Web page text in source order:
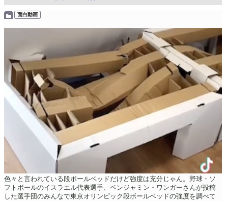
面白動画
色々と言われている段ボールベッドだけど強度は充分じゃん。野球・ソ
フトボールのイスラエル代表選手、ベンジャミン・ワンガーさんが投稿
した選手団のみんなで東京オリンピック段ボールベッドの強度を調べて